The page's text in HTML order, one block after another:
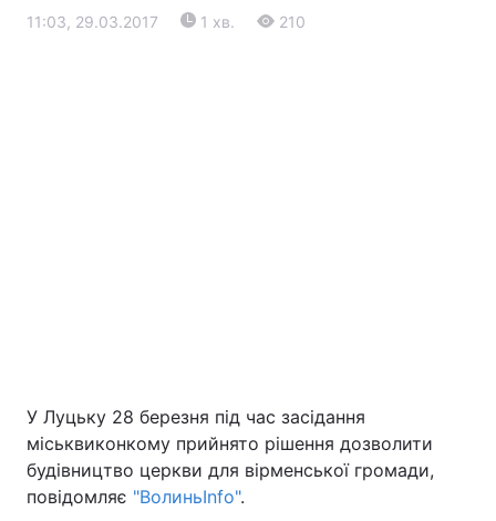
Київ Львів
Дніпро
11:03, 29.03.2017 1 хв. 210
У Луцьку 28 березня під час засідання
міськвиконкому прийнято рішення дозволити
будівництво церкви для вірменської громади,
повідомляє "ВолиньІnfo".